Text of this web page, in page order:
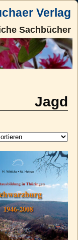
Verlag
Sachbücher
Jagd